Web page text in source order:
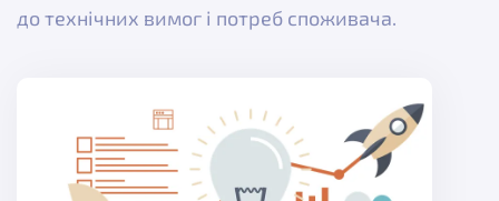
до технічних вимог і потреб споживача.